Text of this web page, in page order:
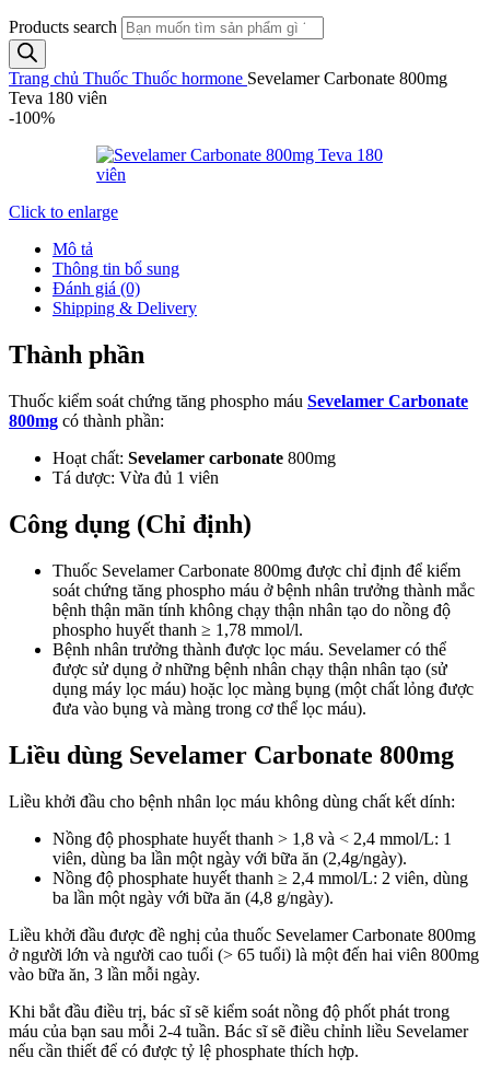
Products search
Trang chủ Thuốc Thuốc hormone Sevelamer Carbonate 800mg
Teva 180 viên
-100%
Click to enlarge
Mô tả
Thông tin bổ sung
Đánh giá (0)
Shipping & Delivery
Thành phần
Thuốc kiểm soát chứng tăng phospho máu Sevelamer Carbonate
800mg có thành phần:
Hoạt chất: Sevelamer carbonate 800mg
Tá dược: Vừa đủ 1 viên
Công dụng (Chỉ định)
Thuốc Sevelamer Carbonate 800mg được chỉ định để kiểm
soát chứng tăng phospho máu ở bệnh nhân trưởng thành mắc
bệnh thận mãn tính không chạy thận nhân tạo do nồng độ
phospho huyết thanh ≥ 1,78 mmol/l.
Bệnh nhân trưởng thành được lọc máu. Sevelamer có thể
được sử dụng ở những bệnh nhân chạy thận nhân tạo (sử
dụng máy lọc máu) hoặc lọc màng bụng (một chất lỏng được
đưa vào bụng và màng trong cơ thể lọc máu).
Liều dùng Sevelamer Carbonate 800mg
Liều khởi đầu cho bệnh nhân lọc máu không dùng chất kết dính:
Nồng độ phosphate huyết thanh > 1,8 và < 2,4 mmol/L: 1
viên, dùng ba lần một ngày với bữa ăn (2,4g/ngày).
Nồng độ phosphate huyết thanh ≥ 2,4 mmol/L: 2 viên, dùng
ba lần một ngày với bữa ăn (4,8 g/ngày).
Liều khởi đầu được đề nghị của thuốc Sevelamer Carbonate 800mg
ở người lớn và người cao tuổi (> 65 tuổi) là một đến hai viên 800mg
vào bữa ăn, 3 lần mỗi ngày.
Khi bắt đầu điều trị, bác sĩ sẽ kiểm soát nồng độ phốt phát trong
máu của bạn sau mỗi 2-4 tuần. Bác sĩ sẽ điều chỉnh liều Sevelamer
nếu cần thiết để có được tỷ lệ phosphate thích hợp.